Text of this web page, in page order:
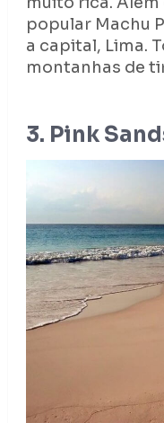
popular Machu
a capital, Lima.
montanhas de
3. Pink